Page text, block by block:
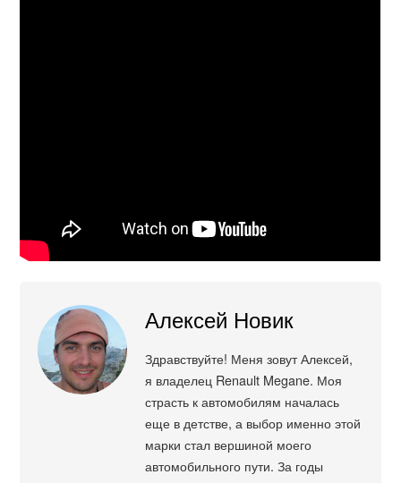
Алексей Новик
Здравствуйте! Меня зовут Алексей,
я владелец Renault Megane. Моя
страсть к автомобилям началась
еще в детстве, а выбор именно этой
марки стал вершиной моего
автомобильного пути. За годы